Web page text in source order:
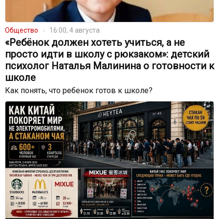
Общество 16:00, 4 августа
«Ребёнок должен хотеть учиться, а не
просто идти в школу с рюкзаком»: детский
психолог Наталья Малинина о готовности к
школе
Как понять, что ребенок готов к школе?